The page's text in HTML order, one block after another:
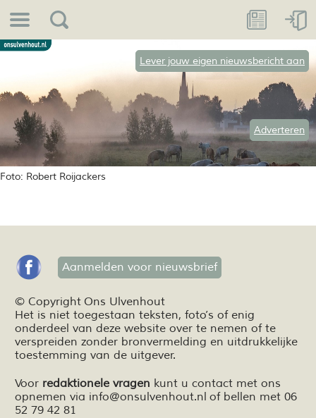
Foto: Robert Roijackers
Lever jouw eigen nieuwsbericht aan
Adverteren
Aanmelden voor nieuwsbrief
© Copyright Ons Ulvenhout
Het is niet toegestaan teksten, foto’s of enig
onderdeel van deze website over te nemen of te
verspreiden zonder bronvermelding en uitdrukkelijke
toestemming van de uitgever.
Voor redaktionele vragen kunt u contact met ons
opnemen via info@onsulvenhout.nl of bellen met 06
52 79 42 81